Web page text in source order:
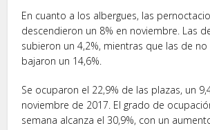
En cuanto a los albergues, las
descendieron un 8% en noviembre. Las
subieron un 4,2%, mientras que las de
bajaron un 14,6%.
Se ocuparon el 22,9% de las plazas, un
noviembre de 2017. El grado de
semana alcanza el 30,9%, con un